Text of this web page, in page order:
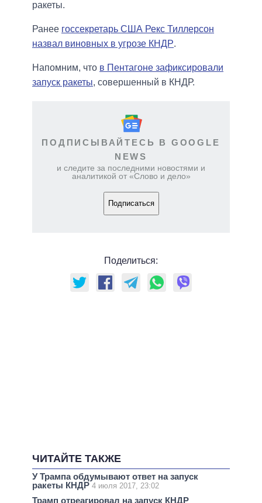
ракеты.
Ранее госсекретарь США Рекс Тиллерсон
назвал виновных в угрозе КНДР.
Напомним, что в Пентагоне зафиксировали
запуск ракеты, совершенный в КНДР.
ПОДПИСЫВАЙТЕСЬ В GOOGLE
NEWS
и следите за последними новостями и
аналитикой от «Слово и дело»
Подписаться
Поделиться:
ЧИТАЙТЕ ТАКЖЕ
У Трампа обдумывают ответ на запуск
ракеты КНДР 4 июля 2017, 23:02
Трамп отреагировал на запуск КНДР